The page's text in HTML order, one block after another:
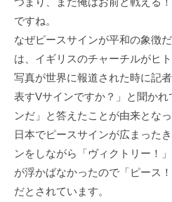
ですね。
なぜピースサインが平和の象徴
は、イギリスのチャーチルがヒ
写真が世界に報道された時に記
表すVサインですか？」と聞か
ンだ」と答えたことが由来となっ
日本でピースサインが広まった
ンをしながら「ヴィクトリー！
が浮かばなかったので「ピース
だとされています。